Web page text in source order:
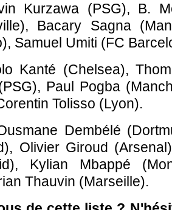
Kurzawa (PSG), B.
Bacary Sagna
Samuel Umiti (FC
Kanté (Chelsea),
Paul Pogba
Tolisso (Lyon).
Dembélé
Olivier Giroud
Kylian Mbappé
Thauvin (Marseille).